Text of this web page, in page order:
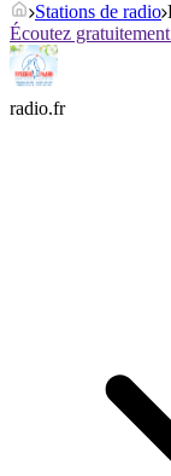
Stations de radio
Écoutez
radio.fr